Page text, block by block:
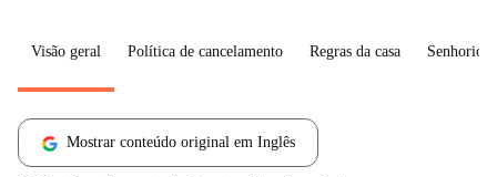
Visão geral Política de cancelamento Regras da casa Senhorio
Mostrar conteúdo original em Inglês